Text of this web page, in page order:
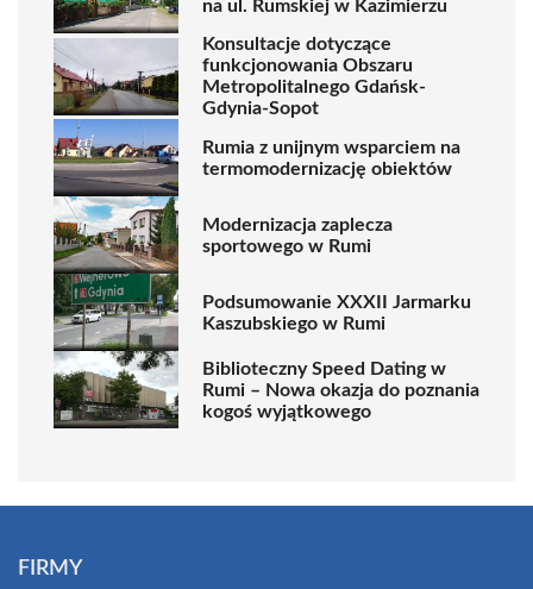
na ul. Rumskiej w Kazimierzu
Konsultacje dotyczące
funkcjonowania Obszaru
Metropolitalnego Gdańsk-
Gdynia-Sopot
Rumia z unijnym wsparciem na
termomodernizację obiektów
Modernizacja zaplecza
sportowego w Rumi
Podsumowanie XXXII Jarmarku
Kaszubskiego w Rumi
Biblioteczny Speed Dating w
Rumi – Nowa okazja do poznania
kogoś wyjątkowego
FIRMY